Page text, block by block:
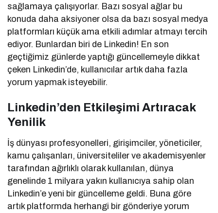
sağlamaya çalışıyorlar. Bazı sosyal ağlar bu
konuda daha aksiyoner olsa da bazı sosyal medya
platformları küçük ama etkili adımlar atmayı tercih
ediyor. Bunlardan biri de Linkedin! En son
geçtiğimiz günlerde yaptığı güncellemeyle dikkat
çeken Linkedin’de, kullanıcılar artık daha fazla
yorum yapmak isteyebilir.
Linkedin’den Etkileşimi Artıracak
Yenilik
İş dünyası profesyonelleri, girişimciler, yöneticiler,
kamu çalışanları, üniversiteliler ve akademisyenler
tarafından ağırlıklı olarak kullanılan, dünya
genelinde 1 milyara yakın kullanıcıya sahip olan
Linkedin’e yeni bir güncelleme geldi. Buna göre
artık platformda herhangi bir gönderiye yorum